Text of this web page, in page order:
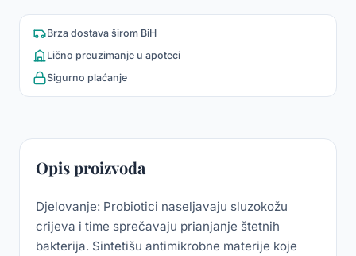
Brza dostava širom BiH
Lično preuzimanje u apoteci
Sigurno plaćanje
Opis proizvoda
Djelovanje: Probiotici naseljavaju sluzokožu
crijeva i time sprečavaju prianjanje štetnih
bakterija. Sintetišu antimikrobne materije koje